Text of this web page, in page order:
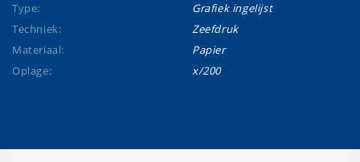
Type:
Grafiek ingelijst
Techniek:
Zeefdruk
Materiaal:
Papier
Oplage:
x/200